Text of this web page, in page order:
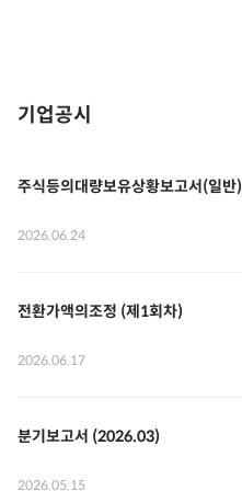
기업공시
주식등의대량보유상황보고서(일반)
2026.06.24
전환가액의조정 (제1회차)
2026.06.17
분기보고서 (2026.03)
2026.05.15